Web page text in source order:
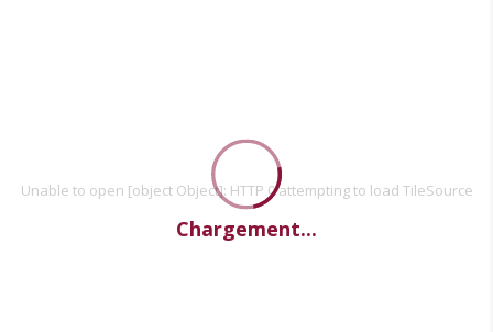
Unable to open [object Object]: HTTP 0 attempting to load TileSource
Chargement...